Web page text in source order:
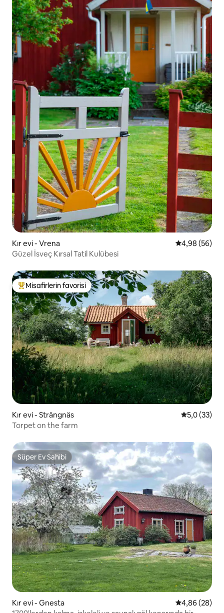
Kır evi - Vrena 5 üzerinden
4,98 (56)
Güzel İsveç Kırsal Tatil Kulübesi
Misafirlerin favorilerinden en beğenilenler arasında
Misafirlerin favorisi
Kır evi - Strängnäs 5 üzerinden
5,0 (33)
Torpet on the farm
Süper Ev Sahibi
Süper Ev Sahibi
Kır evi - Gnesta 5 üzerinden
4,86 (28)